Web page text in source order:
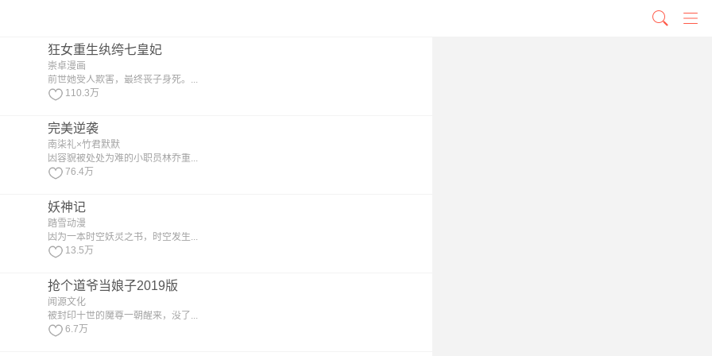
狂女重生纨绔七皇妃
崇卓漫画
前世她受人欺害，最终丧子身死。...
110.3万
完美逆袭
南柒礼×竹君默默
因容貌被处处为难的小职员林乔重...
76.4万
妖神记
踏雪动漫
因为一本时空妖灵之书，时空发生...
13.5万
抢个道爷当娘子2019版
闻源文化
被封印十世的魔尊一朝醒来，没了...
6.7万